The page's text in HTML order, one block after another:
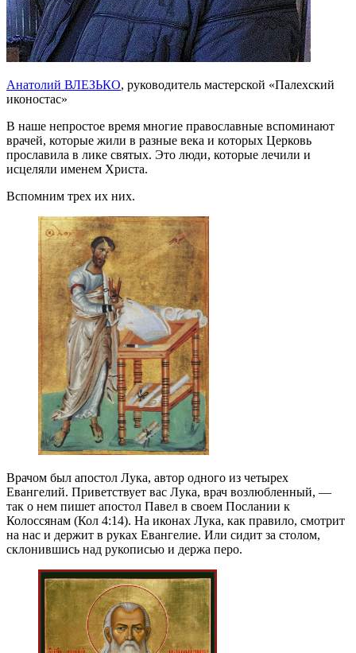
Анатолий ВЛЕЗЬКО, руководитель мастерской «Палехский
иконостас»
В наше непростое время многие православные вспоминают
врачей, которые жили в разные века и которых Церковь
прославила в лике святых. Это люди, которые лечили и
исцеляли именем Христа.
Вспомним трех их них.
Врачом был апостол Лука, автор одного из четырех
Евангелий. Приветствует вас Лука, врач возлюбленный, —
так о нем пишет апостол Павел в своем Послании к
Колоссянам (Кол 4:14). На иконах Лука, как правило, смотрит
на нас и держит в руках Евангелие. Или сидит за столом,
склонившись над рукописью и держа перо.